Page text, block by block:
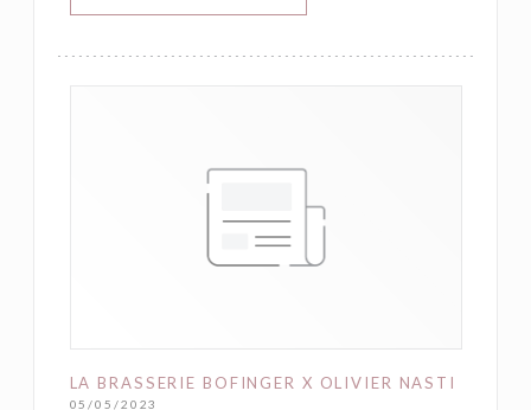
LA BRASSERIE BOFINGER X OLIVIER NASTI
05/05/2023